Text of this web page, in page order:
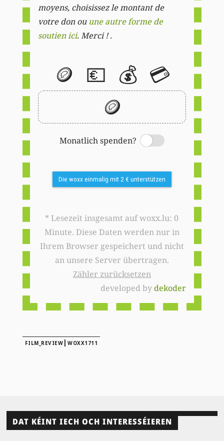
moyens, choisissez le montant de
votre don ou une autre forme de
soutien ici. Merci ! .
🪙 💶 💰 💳
🪙
Monatlich spenden?
Switch
Die woxx einmalig mit 2 € unterstützen
* Lesezeit insgesamt auf woxx.lu: 0
Minute. Diese Daten werden nur in
Ihrem Browser gespeichert und nicht
an unsere Server übertragen.
Zähler zurücksetzen
developed bydekoder
FILM_REVIEW |WOXX1711
DAT KÉINT IECH OCH INTERESSÉIEREN